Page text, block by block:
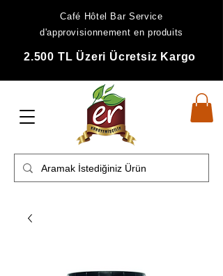
Café Hôtel Bar Service
d'approvisionnement en produits
2.500 TL Üzeri Ücretsiz Kargo